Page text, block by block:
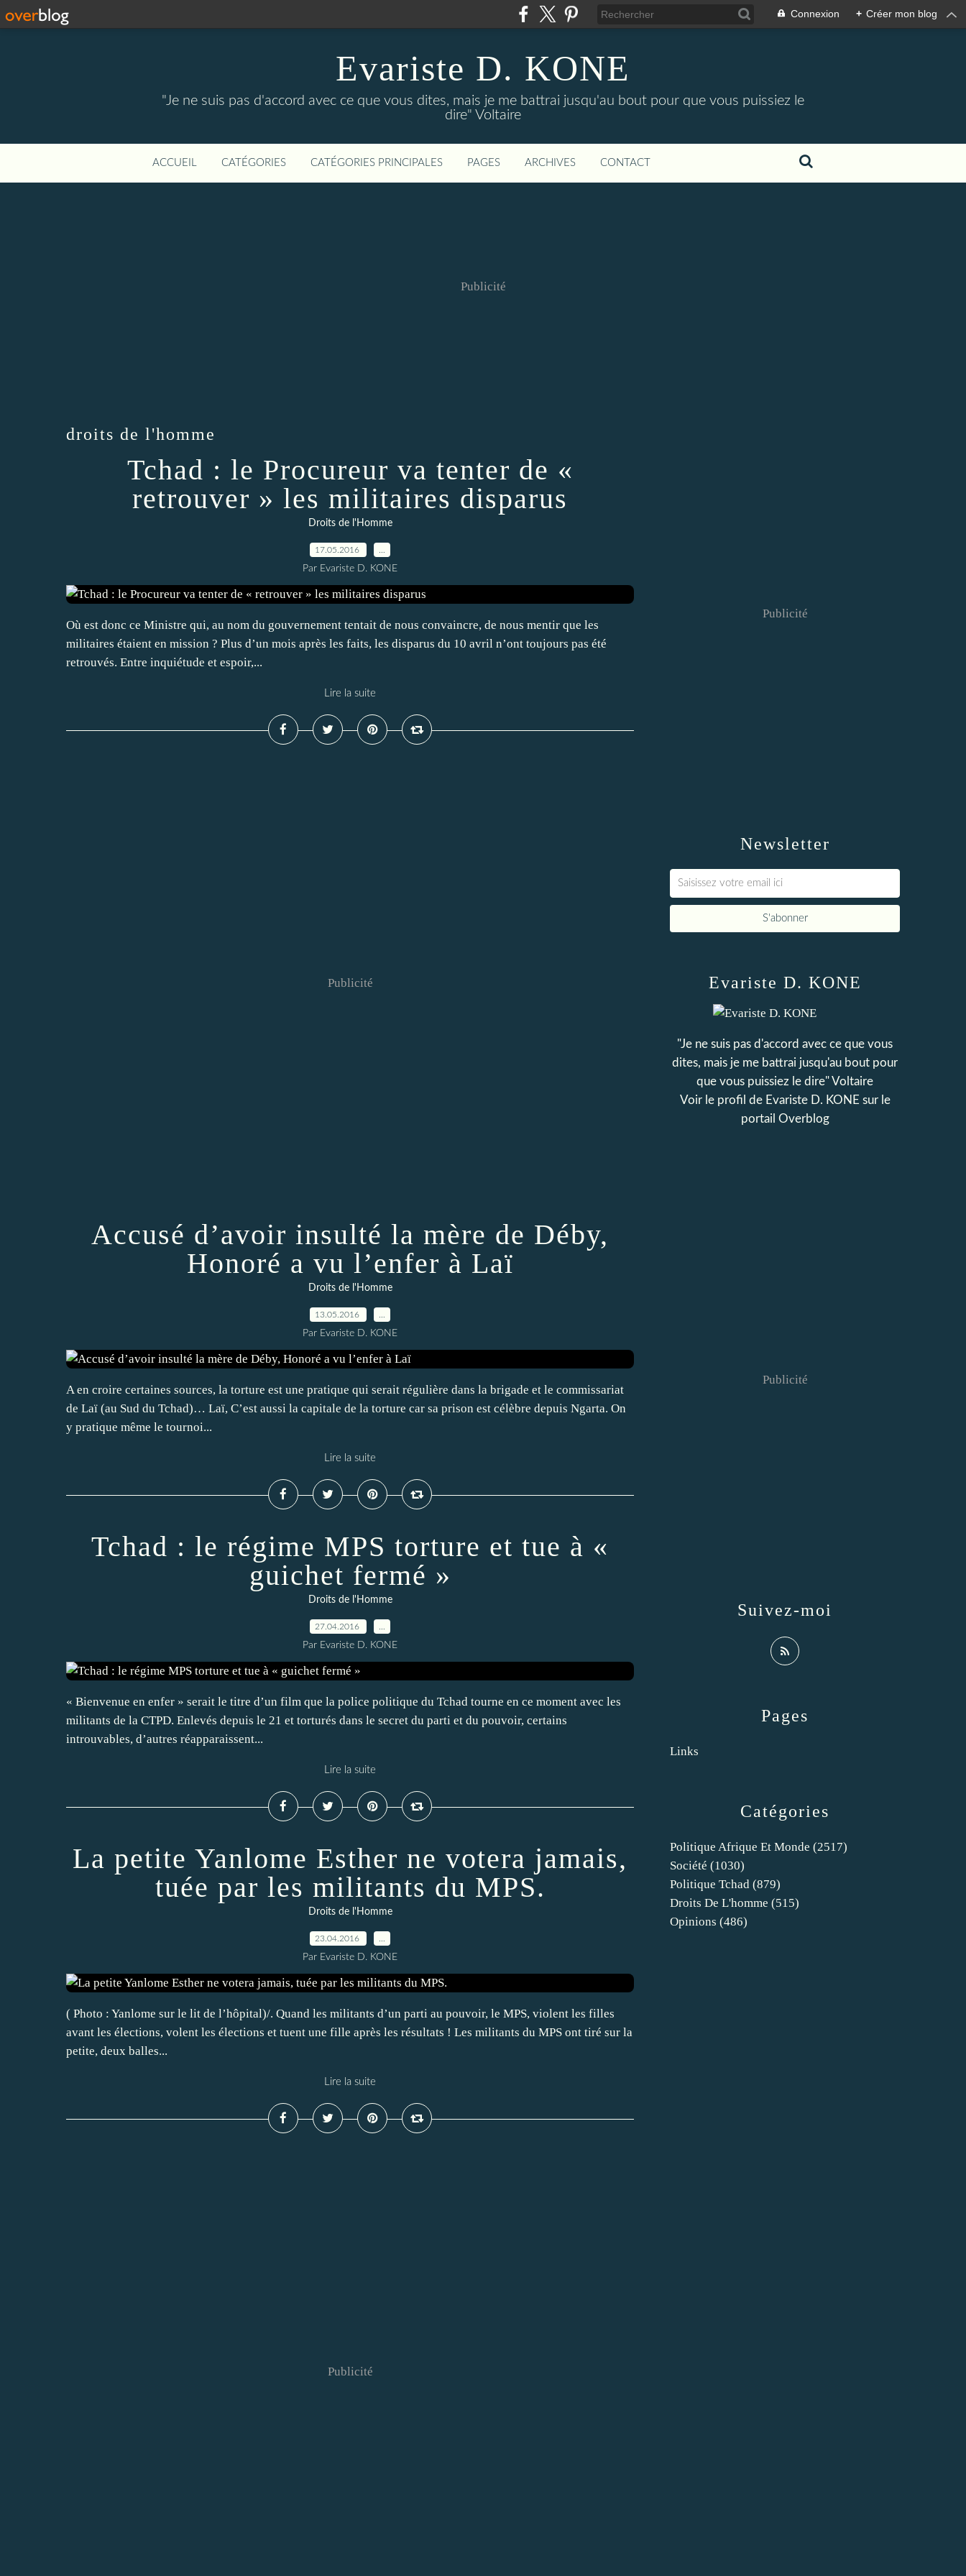
Connexion + Créer mon blog
Evariste D. KONE
"Je ne suis pas d'accord avec ce que vous dites, mais je me battrai jusqu'au bout pour que vous puissiez le
dire" Voltaire
ACCUEIL CATÉGORIES CATÉGORIES PRINCIPALES PAGES ARCHIVES CONTACT
Publicité
droits de l'homme
Tchad : le Procureur va tenter de «
retrouver » les militaires disparus
Droits de l'Homme
17.05.2016
Par Evariste D. KONE
Où est donc ce Ministre qui, au nom du gouvernement tentait de nous convaincre, de nous mentir que les
militaires étaient en mission ? Plus d’un mois après les faits, les disparus du 10 avril n’ont toujours pas été
retrouvés. Entre inquiétude et espoir,...
Lire la suite
Publicité
Accusé d’avoir insulté la mère de Déby,
Honoré a vu l’enfer à Laï
Droits de l'Homme
13.05.2016
Par Evariste D. KONE
A en croire certaines sources, la torture est une pratique qui serait régulière dans la brigade et le commissariat
de Laï (au Sud du Tchad)… Laï, C’est aussi la capitale de la torture car sa prison est célèbre depuis Ngarta. On
y pratique même le tournoi...
Lire la suite
Tchad : le régime MPS torture et tue à «
guichet fermé »
Droits de l'Homme
27.04.2016
Par Evariste D. KONE
« Bienvenue en enfer » serait le titre d’un film que la police politique du Tchad tourne en ce moment avec les
militants de la CTPD. Enlevés depuis le 21 et torturés dans le secret du parti et du pouvoir, certains
introuvables, d’autres réapparaissent...
Lire la suite
La petite Yanlome Esther ne votera jamais,
tuée par les militants du MPS.
Droits de l'Homme
23.04.2016
Par Evariste D. KONE
( Photo : Yanlome sur le lit de l’hôpital)/. Quand les militants d’un parti au pouvoir, le MPS, violent les filles
avant les élections, volent les élections et tuent une fille après les résultats ! Les militants du MPS ont tiré sur la
petite, deux balles...
Lire la suite
Publicité
Newsletter
Publicité
Catégories
Politique Afrique Et Monde (2517)
Société (1030)
Politique Tchad (879)
Droits De L'homme (515)
Opinions (486)
Pages
Links
Evariste D. KONE
"Je ne suis pas d'accord avec ce que vous
dites, mais je me battrai jusqu'au bout pour
que vous puissiez le dire" Voltaire
Voir le profil de Evariste D. KONE sur le
portail Overblog
Suivez-moi
Publicité